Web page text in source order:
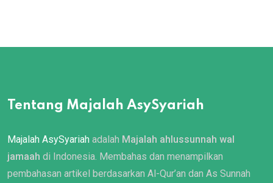
Tentang Majalah AsySyariah
Majalah AsySyariah adalah Majalah ahlussunnah wal
jamaah di Indonesia. Membahas dan menampilkan
pembahasan artikel berdasarkan Al-Qur’an dan As Sunnah